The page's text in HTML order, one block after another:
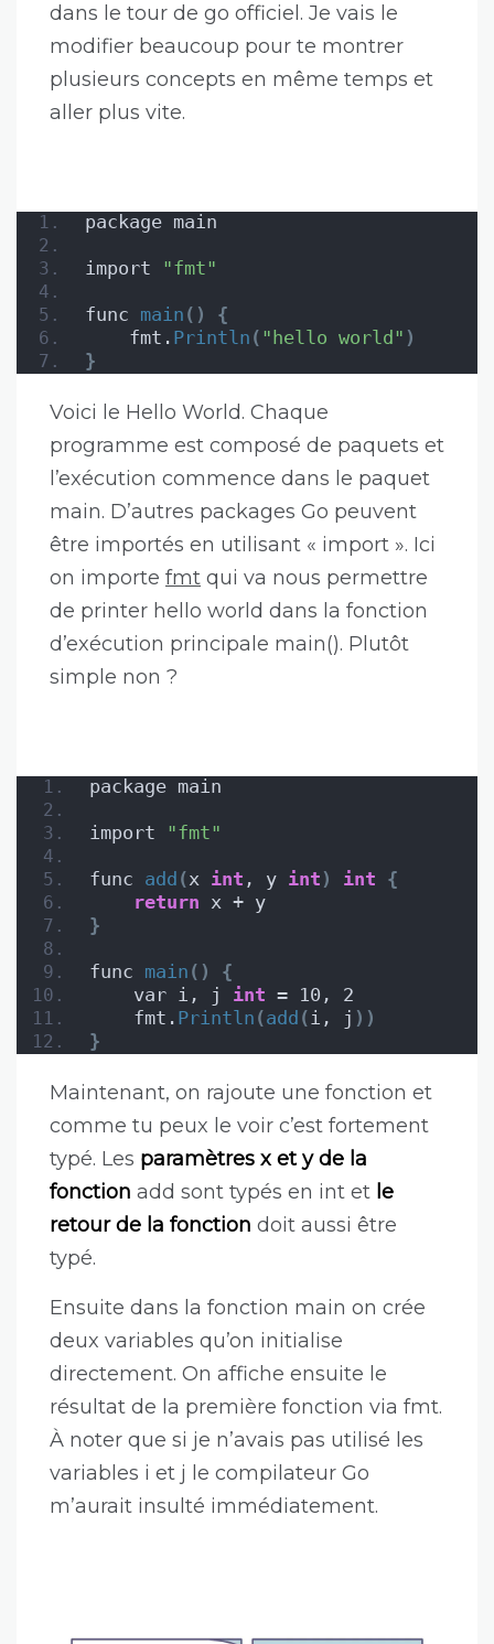
dans le tour de go officiel. Je vais le
modifier beaucoup pour te montrer
plusieurs concepts en même temps et
aller plus vite.
package main
import "fmt"
func main ()
{
    fmt.
Println ( "hello world" )
}
Voici le Hello World. Chaque
programme est composé de paquets et
l’exécution commence dans le paquet
main. D’autres packages Go peuvent
être importés en utilisant « import ». Ici
on importe fmt qui va nous permettre
de printer hello world dans la fonction
d’exécution principale main(). Plutôt
simple non ?
package main
import "fmt"
func add (x int , y int ) int {
return x + y
}
func main ()
{
    var i, j
int = 10, 2
    fmt.
Println (add (i, j ))
}
Maintenant, on rajoute une fonction et
comme tu peux le voir c’est fortement
typé. Les paramètres x et y de la
fonction add sont typés en int et le
retour de la fonction doit aussi être
typé.
Ensuite dans la fonction main on crée
deux variables qu’on initialise
directement. On affiche ensuite le
résultat de la première fonction via fmt.
À noter que si je n’avais pas utilisé les
variables i et j le compilateur Go
m’aurait insulté immédiatement.